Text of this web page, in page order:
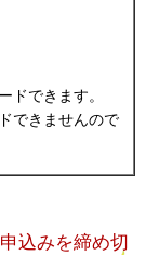
ドできます。
できませんので
込みを締め切